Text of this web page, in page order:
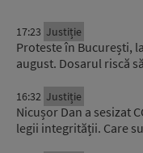
17:23 Justiție
Proteste în București,
august. Dosarul riscă
16:32 Justiție
Nicușor Dan a sesizat
legii integrității. Care